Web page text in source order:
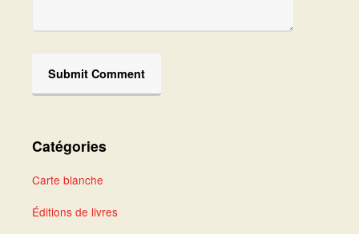
Catégories
Carte blanche
Éditions de livres